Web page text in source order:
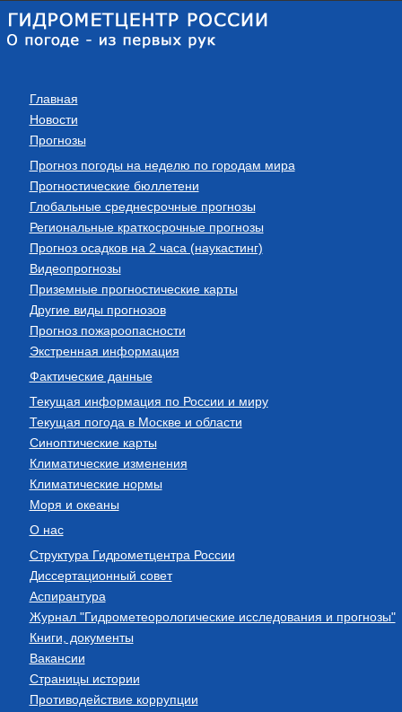
Главная
Новости
Прогнозы
Прогноз погоды на неделю по городам мира
Прогностические бюллетени
Глобальные среднесрочные прогнозы
Региональные краткосрочные прогнозы
Прогноз осадков на 2 часа (наукастинг)
Видеопрогнозы
Приземные прогностические карты
Другие виды прогнозов
Прогноз пожароопасности
Экстренная информация
Фактические данные
Текущая информация по России и миру
Текущая погода в Москве и области
Синоптические карты
Климатические изменения
Климатические нормы
Моря и океаны
О нас
Структура Гидрометцентра России
Диссертационный совет
Аспирантура
Журнал "Гидрометеорологические исследования и прогнозы"
Книги, документы
Вакансии
Страницы истории
Противодействие коррупции